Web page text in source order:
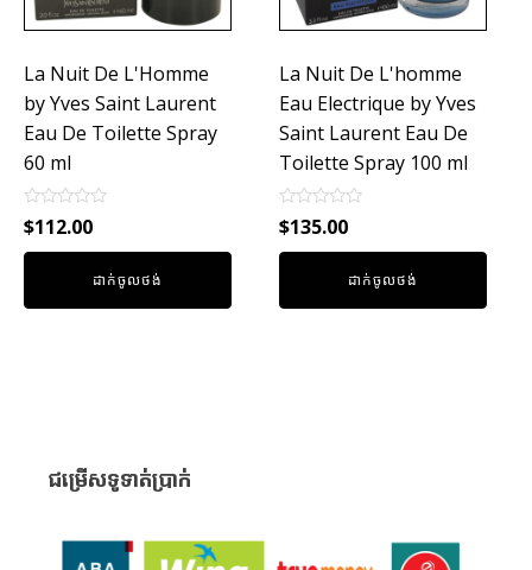
La Nuit De L'Homme
by Yves Saint Laurent
Eau De Toilette Spray
60 ml
Rated
0
out
$112.00
ដាក់ចូលថង់
La Nuit De L'homme
Eau Electrique by Yves
Saint Laurent Eau De
Toilette Spray 100 ml
Rated
0
out
$135.00
ដាក់ចូលថង់
ជម្រើសទូទាត់ប្រាក់